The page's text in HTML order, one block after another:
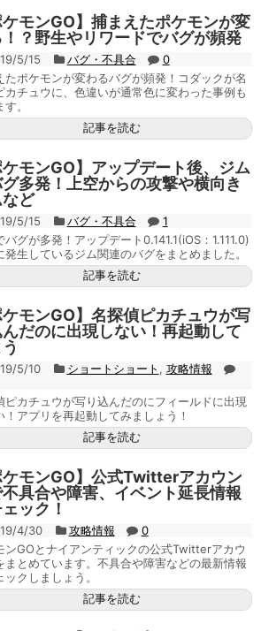
ケモンGO】捕まえたポケモンが変
？野生やリワードでバグが頻発
5/15 バグ・不具合
0
たポケモンが変わるバグが頻発！コダックが名
カチュウに、色違いが通常色に変わった事例も
。
記事を読む
ケモンGO】アップデート後、ジム
多発！上空からの攻撃や横向き
ど
5/15 バグ・不具合
1
バグが多発！アップデート0.141.1(iOS：1.111.0)
発生しているジム関連のバグをまとめました。
記事を読む
ケモンGO】名探偵ピカチュウが写
んだのに出現しない！再起動して
5/10 ショートショート , 攻略情報
ピカチュウが写り込んだのにフィールドに出現
！アプリを再起動してみましょう！
記事を読む
ケモンGO】公式Twitterアカウン
不具合や障害、イベント延長情報
ック！
4/30 攻略情報
0
ンGOとナイアンティックの公式Twitterアカウ
まとめています。不具合や障害などの最新情報
ックしましょう。
記事を読む